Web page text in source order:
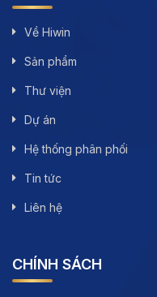
Về Hiwin
Sản phẩm
Thư viện
Dự án
Hệ thống phân phối
Tin tức
Liên hệ
CHÍNH SÁCH